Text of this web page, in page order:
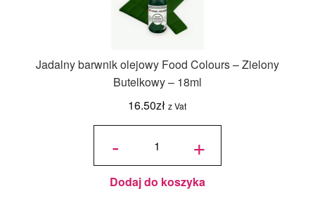
Jadalny barwnik olejowy Food Colours – Zielony
Butelkowy – 18ml
16.50zł z Vat
-
ilość
olejowy
Food
Colours -
Zielony
Butelkowy
+
Dodaj do koszyka